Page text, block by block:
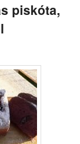
piskóta,